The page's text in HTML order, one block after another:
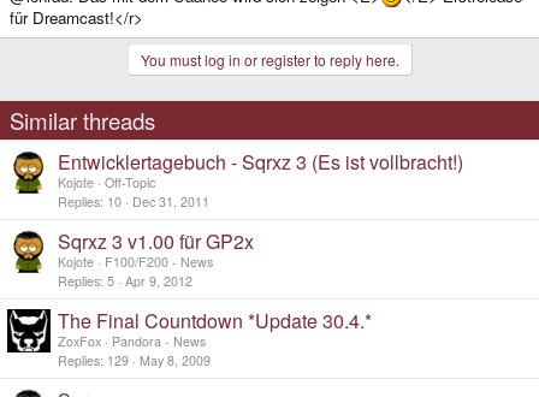
für Dreamcast!</r>
You must log in or register to reply here.
Similar threads
Entwicklertagebuch - Sqrxz 3 (Es ist vollbracht!)
Kojote Off-Topic
Replies 10 Dec 31, 2011
Sqrxz 3 v1.00 für GP2x
Kojote
F100/F200 - News
Replies 5 Apr 9, 2012
The Final Countdown *Update 30.4.*
ZoxFox
Pandora - News
Replies 129 May 8, 2009